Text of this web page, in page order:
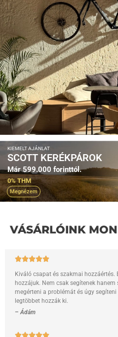
KIEMELT AJÁNLAT
SCOTT KERÉKPÁROK
Már 599.000 forinttól.
0% THM
Megnézem
VÁSÁRLÓINK
Kiváló csapat és szakmai hozzáértés.
hozzájuk. Nem csak segítenek hanem
megérteni a problémát és úgy
legtöbbet hozzák ki.
– Ádám